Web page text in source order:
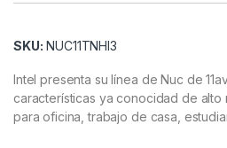
SKU: NUC11TNHI3
Intel presenta su línea de Nuc de
características ya conocidad de alto
para oficina, trabajo de casa,